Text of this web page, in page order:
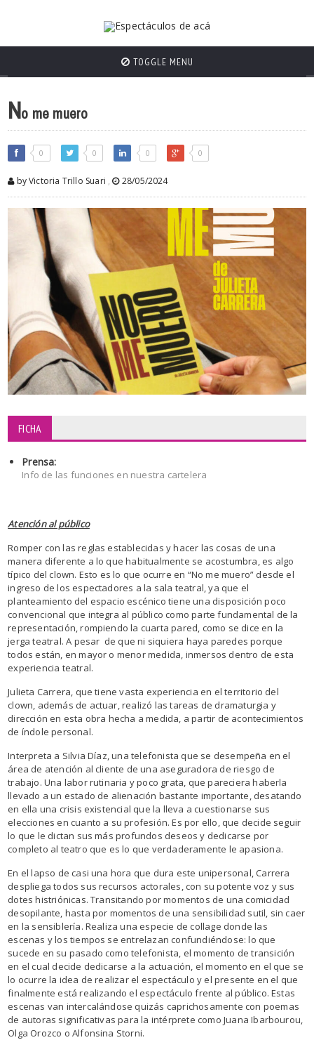
TOGGLE MENU
No me muero
0 0 0 0
by Victoria Trillo Suari , 28/05/2024
FICHA
Prensa:
Info de las funciones en nuestra cartelera
Atención al público
Romper con las reglas establecidas y hacer las cosas de una
manera diferente a lo que habitualmente se acostumbra, es algo
típico del clown. Esto es lo que ocurre en “No me muero” desde el
ingreso de los espectadores a la sala teatral, ya que el
planteamiento del espacio escénico tiene una disposición poco
convencional que integra al público como parte fundamental de la
representación, rompiendo la cuarta pared, como se dice en la
jerga teatral. A pesar de que ni siquiera haya paredes porque
todos están, en mayor o menor medida, inmersos dentro de esta
experiencia teatral.
Julieta Carrera, que tiene vasta experiencia en el territorio del
clown, además de actuar, realizó las tareas de dramaturgia y
dirección en esta obra hecha a medida, a partir de acontecimientos
de índole personal.
Interpreta a Silvia Díaz, una telefonista que se desempeña en el
área de atención al cliente de una aseguradora de riesgo de
trabajo. Una labor rutinaria y poco grata, que pareciera haberla
llevado a un estado de alienación bastante importante, desatando
en ella una crisis existencial que la lleva a cuestionarse sus
elecciones en cuanto a su profesión. Es por ello, que decide seguir
lo que le dictan sus más profundos deseos y dedicarse por
completo al teatro que es lo que verdaderamente le apasiona.
En el lapso de casi una hora que dura este unipersonal, Carrera
despliega todos sus recursos actorales, con su potente voz y sus
dotes histriónicas. Transitando por momentos de una comicidad
desopilante, hasta por momentos de una sensibilidad sutil, sin caer
en la sensiblería. Realiza una especie de collage donde las
escenas y los tiempos se entrelazan confundiéndose: lo que
sucede en su pasado como telefonista, el momento de transición
en el cual decide dedicarse a la actuación, el momento en el que se
lo ocurre la idea de realizar el espectáculo y el presente en el que
finalmente está realizando el espectáculo frente al público. Estas
escenas van intercalándose quizás caprichosamente con poemas
de autoras significativas para la intérprete como Juana Ibarbourou,
Olga Orozco o Alfonsina Storni.